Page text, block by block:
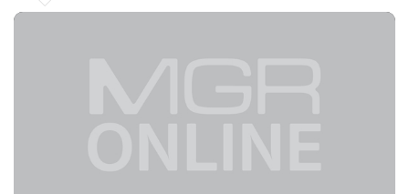
กรรมการพัฒนาการเศรษฐกิจและสังคมแห่งชาติ จะติดตาม